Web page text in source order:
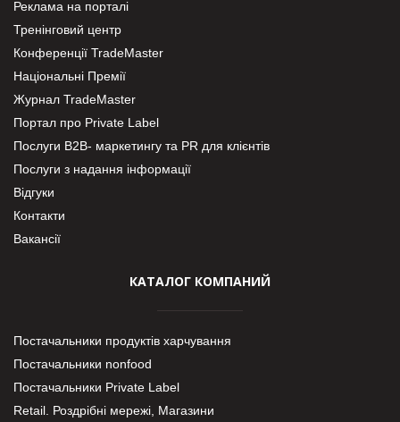
Реклама на порталі
Тренінговий центр
Конференції TradeMaster
Національні Премії
Журнал TradeMaster
Портал про Private Label
Послуги В2В- маркетингу та PR для клієнтів
Послуги з надання інформації
Відгуки
Контакти
Вакансії
КАТАЛОГ КОМПАНИЙ
Постачальники продуктів харчування
Постачальники nonfood
Постачальники Private Label
Retail. Роздрібні мережі, Магазини